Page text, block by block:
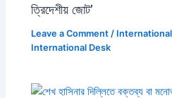
ত্রিদেশীয় জোট’
Leave a Comment / International
International Desk